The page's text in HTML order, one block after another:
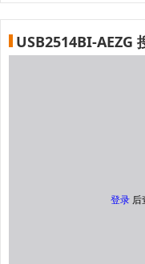
USB2514BI-AEZG
登录 后